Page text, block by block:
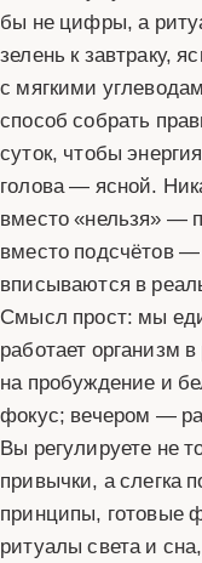
бы не цифры, а
зелень к завтраку,
с мягкими
способ собрать
суток, чтобы
голова — ясной.
вместо «нельзя» —
вместо подсчётов
вписываются в
Смысл прост: мы
работает организм
на пробуждение и
фокус; вечером —
Вы регулируете не
привычки, а слегка
принципы, готовые
ритуалы света и